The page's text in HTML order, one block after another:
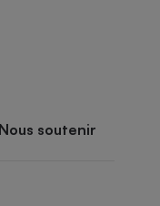
Nous soutenir